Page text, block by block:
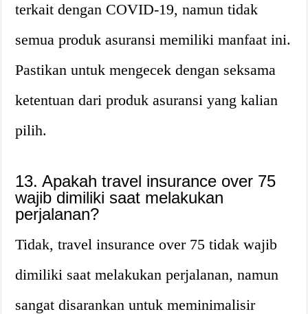
terkait dengan COVID-19, namun tidak
semua produk asuransi memiliki manfaat ini.
Pastikan untuk mengecek dengan seksama
ketentuan dari produk asuransi yang kalian
pilih.
13. Apakah travel insurance over 75
wajib dimiliki saat melakukan
perjalanan?
Tidak, travel insurance over 75 tidak wajib
dimiliki saat melakukan perjalanan, namun
sangat disarankan untuk meminimalisir